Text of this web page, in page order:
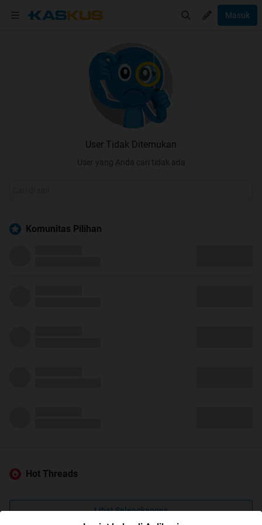
Masuk
User Tidak Ditemukan
User yang Anda cari tidak ada
Komunitas Pilihan
Hot Threads
Lihat Selengkapnya